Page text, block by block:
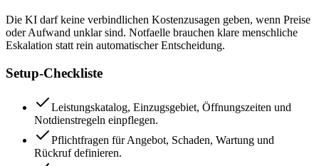
Die KI darf keine verbindlichen Kostenzusagen geben, wenn Preise
oder Aufwand unklar sind. Notfaelle brauchen klare menschliche
Eskalation statt rein automatischer Entscheidung.
Setup-Checkliste
Leistungskatalog, Einzugsgebiet, Öffnungszeiten und
Notdienstregeln einpflegen.
Pflichtfragen für Angebot, Schaden, Wartung und
Rückruf definieren.